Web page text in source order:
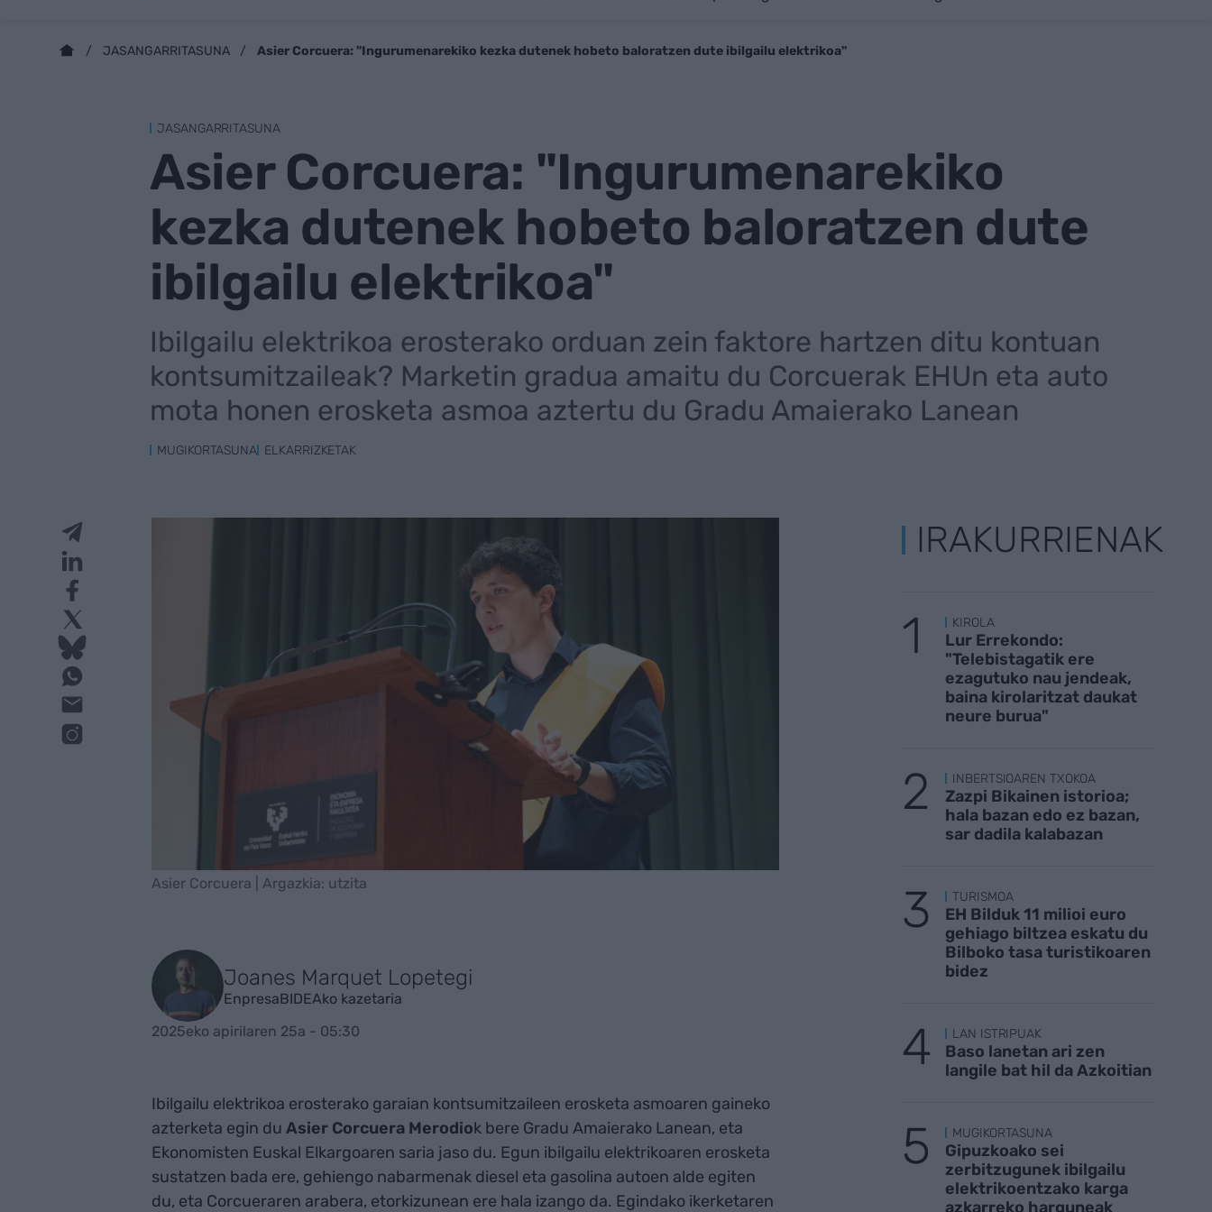
JASANGARRITASUNA Asier Corcuera: "Ingurumenarekiko kezka dutenek hobeto baloratzen dute ibilgailu elektrikoa"
JASANGARRITASUNA
Asier Corcuera: "Ingurumenarekiko
kezka dutenek hobeto baloratzen dute
ibilgailu elektrikoa"
Ibilgailu elektrikoa erosterako orduan zein faktore hartzen ditu kontuan
kontsumitzaileak? Marketin gradua amaitu du Corcuerak EHUn eta auto
mota honen erosketa asmoa aztertu du Gradu Amaierako Lanean
MUGIKORTASUNA ELKARRIZKETAK
Asier Corcuera | Argazkia: utzita
Joanes Marquet Lopetegi
EnpresaBIDEAko kazetaria
2025eko apirilaren 25a - 05:30
Ibilgailu elektrikoa erosterako garaian kontsumitzaileen erosketa asmoaren gaineko
azterketa egin du Asier Corcuera Merodiok bere Gradu Amaierako Lanean, eta
Ekonomisten Euskal Elkargoaren saria jaso du. Egun ibilgailu elektrikoaren erosketa
sustatzen bada ere, gehiengo nabarmenak diesel eta gasolina autoen alde egiten
du, eta Corcueraren arabera, etorkizunean ere hala izango da. Egindako ikerketaren
IRAKURRIENAK
KIROLA
Lur Errekondo:
"Telebistagatik ere
ezagutuko nau jendeak,
baina kirolaritzat daukat
neure burua"
INBERTSIOAREN TXOKOA
Zazpi Bikainen istorioa;
hala bazan edo ez bazan,
sar dadila kalabazan
TURISMOA
EH Bilduk 11 milioi euro
gehiago biltzea eskatu du
Bilboko tasa turistikoaren
bidez
LAN ISTRIPUAK
Baso lanetan ari zen
langile bat hil da Azkoitian
MUGIKORTASUNA
Gipuzkoako sei
zerbitzugunek ibilgailu
elektrikoentzako karga
azkarreko harguneak